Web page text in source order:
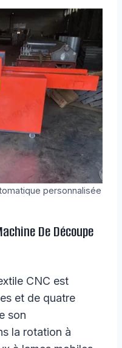
personnalisée
De Découpe
CNC est
et de quatre
son
la rotation à